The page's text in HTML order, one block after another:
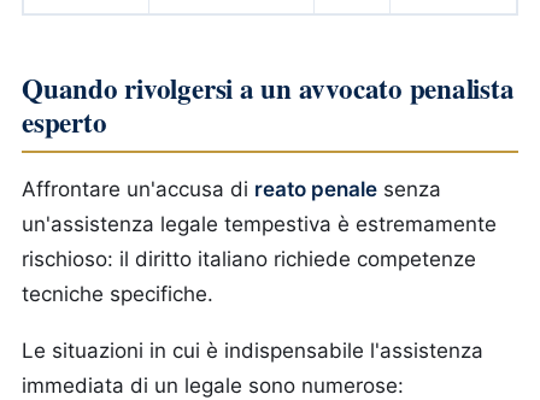
Quando rivolgersi a un avvocato penalista
esperto
Affrontare un'accusa di reato penale senza
un'assistenza legale tempestiva è estremamente
rischioso: il diritto italiano richiede competenze
tecniche specifiche.
Le situazioni in cui è indispensabile l'assistenza
immediata di un legale sono numerose: